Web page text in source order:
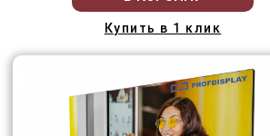
Купить в 1 клик